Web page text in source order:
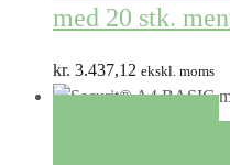
med 20 stk.
kr. 3.437,12 ekskl. moms